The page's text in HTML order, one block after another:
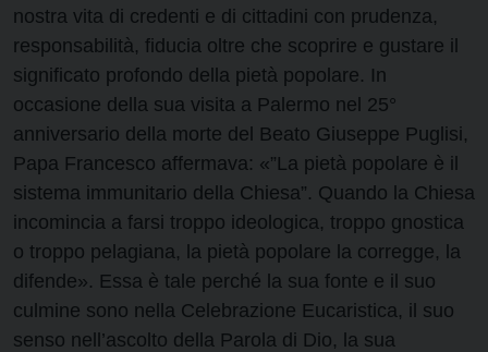
nostra vita di credenti e di cittadini con prudenza,
responsabilità, fiducia oltre che scoprire e gustare il
significato profondo della pietà popolare. In
occasione della sua visita a Palermo nel 25°
anniversario della morte del Beato Giuseppe Puglisi,
Papa Francesco affermava: «”La pietà popolare è il
sistema immunitario della Chiesa”. Quando la Chiesa
incomincia a farsi troppo ideologica, troppo gnostica
o troppo pelagiana, la pietà popolare la corregge, la
difende». Essa è tale perché la sua fonte e il suo
culmine sono nella Celebrazione Eucaristica, il suo
senso nell’ascolto della Parola di Dio, la sua